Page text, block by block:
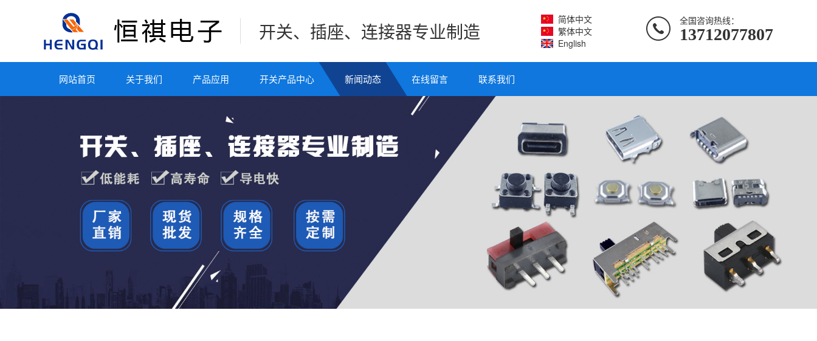
开关、插座、连接器专业制造
简体中文
繁体中文
English
全国咨询热线：
13712077807
网站首页 关于我们 产品应用 开关产品中心 新闻动态 在线留言 联系我们